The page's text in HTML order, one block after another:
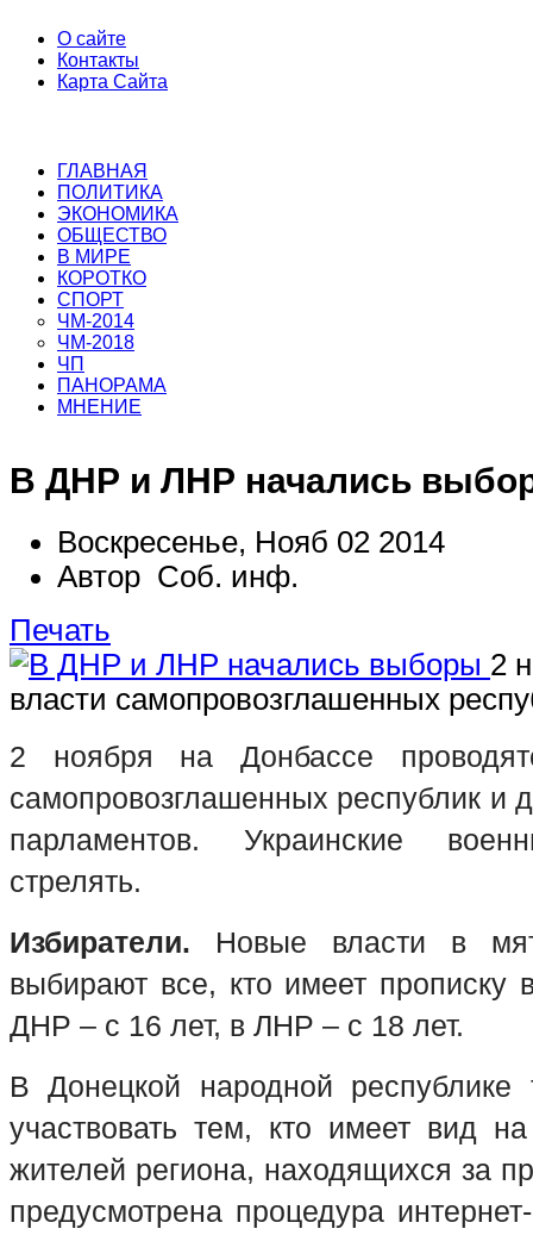
О сайте
Контакты
Карта Сайта
ГЛАВНАЯ
ПОЛИТИКА
ЭКОНОМИКА
ОБЩЕСТВО
В МИРЕ
КОРОТКО
СПОРТ
ЧМ-2014
ЧМ-2018
ЧП
ПАНОРАМА
МНЕНИЕ
В ДНР и ЛНР начались
Воскресенье, Нояб 02 2014
Автор Соб. инф.
Печать
2
власти самопровозглашенных
2 ноября на Донбассе
самопровозглашенных республик и
парламентов. Украинские
стрелять.
Избиратели. Новые власти в
выбирают все, кто имеет прописку
ДНР – с 16 лет, в ЛНР – с 18 лет.
В Донецкой народной республике
участвовать тем, кто имеет вид
жителей региона, находящихся за
предусмотрена процедура